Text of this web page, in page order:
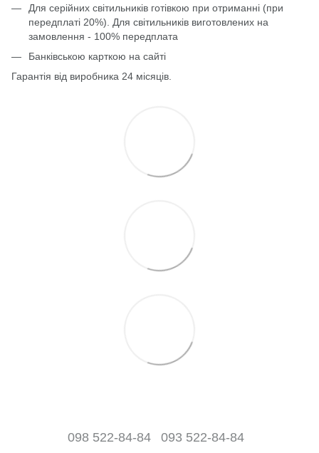
Для серійних світильників готівкою при отриманні (при
передплаті 20%). Для світильників виготовлених на
замовлення - 100% передплата
Банківською карткою на сайті
Гарантія від виробника 24 місяців.
098 522-84-84 093 522-84-84